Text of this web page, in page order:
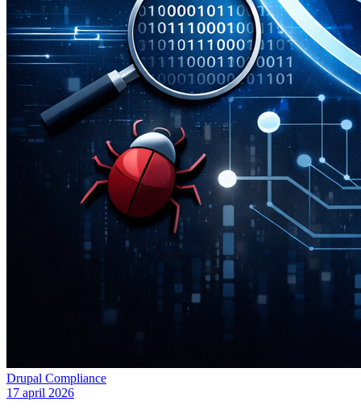
Drupal Compliance
17 april 2026